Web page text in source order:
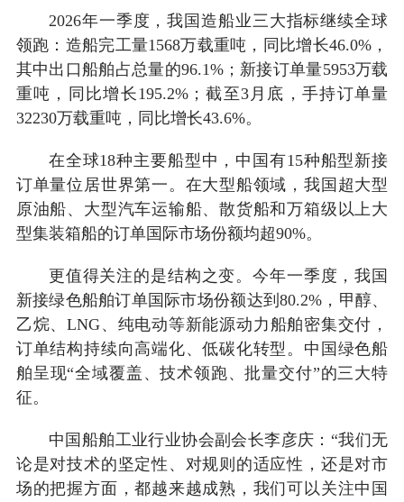
2026年一季度，我国造船业三大指标继续全球
领跑：造船完工量1568万载重吨，同比增长46.0%，
其中出口船舶占总量的96.1%；新接订单量5953万载
重吨，同比增长195.2%；截至3月底，手持订单量
32230万载重吨，同比增长43.6%。
在全球18种主要船型中，中国有15种船型新接
订单量位居世界第一。在大型船领域，我国超大型
原油船、大型汽车运输船、散货船和万箱级以上大
型集装箱船的订单国际市场份额均超90%。
更值得关注的是结构之变。今年一季度，我国
新接绿色船舶订单国际市场份额达到80.2%，甲醇、
乙烷、LNG、纯电动等新能源动力船舶密集交付，
订单结构持续向高端化、低碳化转型。中国绿色船
舶呈现“全域覆盖、技术领跑、批量交付”的三大特
征。
中国船舶工业行业协会副会长李彦庆：“我们无
论是对技术的坚定性、对规则的适应性，还是对市
场的把握方面，都越来越成熟，我们可以关注中国